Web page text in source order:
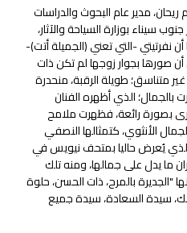
ريحان، مدير عام البحوث والدراسات
سيناء بوزارة السياحة والآثار،
-التي تعني (الجميلة أتت)-
صورها بجوار زوجها لم تكن ذات
طويلة الرقبة، منحدرة
بالجمال؛ الذي أظهره الفنان
بصورة رائعة، فظهرت ملامح
الأنثوي، كتمثالها النصفي
عام 1912م، والذي يُعرض حاليا بمتحف نيويس في
ما يدل على جمالها، ومنه تلك
بالمرح، ذات الحسن، حلوة
سيدة السعادة، سيدة جميع